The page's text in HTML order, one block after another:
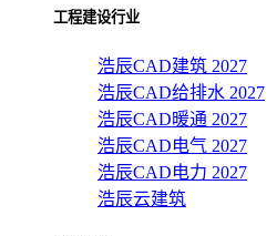
工程建设行业
浩辰CAD建筑 2027
浩辰CAD给排水 2027
浩辰CAD暖通 2027
浩辰CAD电气 2027
浩辰CAD电力 2027
浩辰云建筑